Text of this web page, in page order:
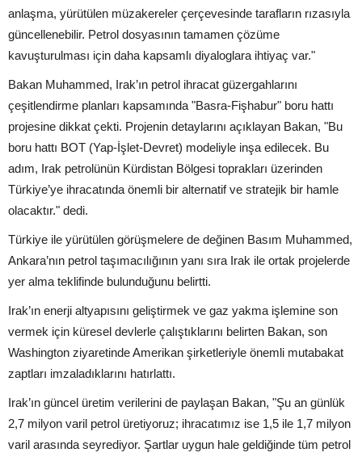
anlaşma, yürütülen müzakereler çerçevesinde tarafların rızasıyla
güncellenebilir. Petrol dosyasının tamamen çözüme
kavuşturulması için daha kapsamlı diyaloglara ihtiyaç var."
Bakan Muhammed, Irak’ın petrol ihracat güzergahlarını
çeşitlendirme planları kapsamında "Basra-Fişhabur" boru hattı
projesine dikkat çekti. Projenin detaylarını açıklayan Bakan, "Bu
boru hattı BOT (Yap-İşlet-Devret) modeliyle inşa edilecek. Bu
adım, Irak petrolünün Kürdistan Bölgesi toprakları üzerinden
Türkiye’ye ihracatında önemli bir alternatif ve stratejik bir hamle
olacaktır." dedi.
Türkiye ile yürütülen görüşmelere de değinen Basım Muhammed,
Ankara’nın petrol taşımacılığının yanı sıra Irak ile ortak projelerde
yer alma teklifinde bulunduğunu belirtti.
Irak’ın enerji altyapısını geliştirmek ve gaz yakma işlemine son
vermek için küresel devlerle çalıştıklarını belirten Bakan, son
Washington ziyaretinde Amerikan şirketleriyle önemli mutabakat
zaptları imzaladıklarını hatırlattı.
Irak’ın güncel üretim verilerini de paylaşan Bakan, "Şu an günlük
2,7 milyon varil petrol üretiyoruz; ihracatımız ise 1,5 ile 1,7 milyon
varil arasında seyrediyor. Şartlar uygun hale geldiğinde tüm petrol